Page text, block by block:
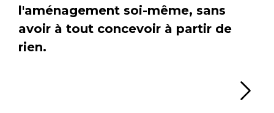
l'aménagement soi-même, sans
avoir à tout concevoir à partir de
rien.